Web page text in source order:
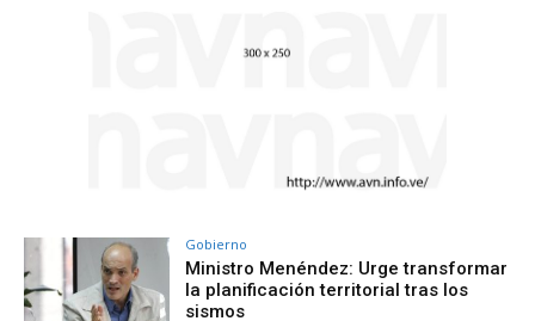
Gobierno
Ministro Menéndez: Urge transformar
la planificación territorial tras los
sismos